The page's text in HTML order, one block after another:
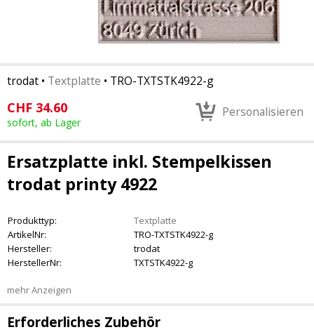
trodat • Textplatte • TRO-TXTSTK4922-g
CHF 34.60
sofort, ab Lager
Personalisieren
Ersatzplatte inkl. Stempelkissen
trodat printy 4922
Produkttyp:
Textplatte
ArtikelNr:
TRO-TXTSTK4922-g
Hersteller:
trodat
HerstellerNr:
TXTSTK4922-g
mehr Anzeigen
Erforderliches Zubehör